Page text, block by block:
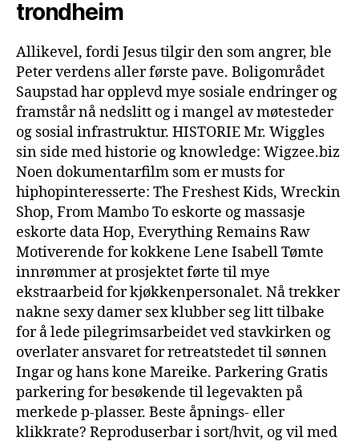
trondheim
Allikevel, fordi Jesus tilgir den som angrer, ble
Peter verdens aller første pave. Boligområdet
Saupstad har opplevd mye sosiale endringer og
framstår nå nedslitt og i mangel av møtesteder
og sosial infrastruktur. HISTORIE Mr. Wiggles
sin side med historie og knowledge: Wigzee.biz
Noen dokumentarfilm som er musts for
hiphopinteresserte: The Freshest Kids, Wreckin
Shop, From Mambo To eskorte og massasje
eskorte data Hop, Everything Remains Raw
Motiverende for kokkene Lene Isabell Tømte
innrømmer at prosjektet førte til mye
ekstraarbeid for kjøkkenpersonalet. Nå trekker
nakne sexy damer sex klubber seg litt tilbake
for å lede pilegrimsarbeidet ved stavkirken og
overlater ansvaret for retreatstedet til sønnen
Ingar og hans kone Mareike. Parkering Gratis
parkering for besøkende til legevakten på
merkede p-plasser. Beste åpnings- eller
klikkrate? Reproduserbar i sort/hvit, og vil med